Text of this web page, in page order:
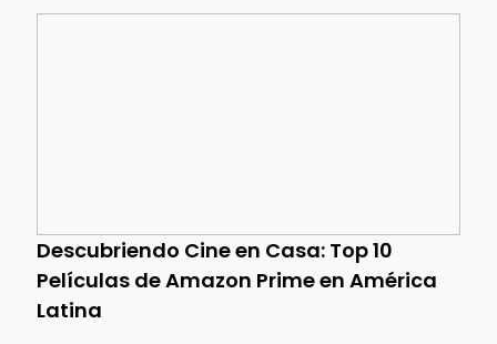
Descubriendo Cine en Casa: Top 10
Películas de Amazon Prime en América
Latina